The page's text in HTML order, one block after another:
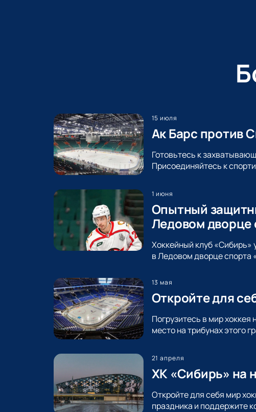
15 июля
Ак Барс против
Готовьтесь к
Присоединяйтесь к
1 июня
Опытный
Ледовом дворце
Хоккейный клуб
в Ледовом дворце спорта
13 мая
Откройте для
Погрузитесь в мир
место на трибунах этого
21 апреля
ХК «Сибирь» на
Откройте для себя мир
праздника и поддержите